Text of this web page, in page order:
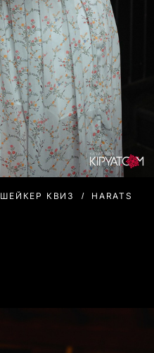
ШЕЙКЕР КВИЗ HARATS